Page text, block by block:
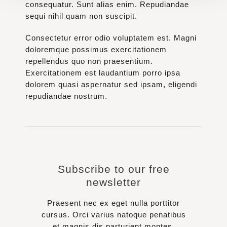
consequatur. Sunt alias enim. Repudiandae
sequi nihil quam non suscipit.
Consectetur error odio voluptatem est. Magni
doloremque possimus exercitationem
repellendus quo non praesentium.
Exercitationem est laudantium porro ipsa
dolorem quasi aspernatur sed ipsam, eligendi
repudiandae nostrum.
Subscribe to our free
newsletter
Praesent nec ex eget nulla porttitor
cursus. Orci varius natoque penatibus